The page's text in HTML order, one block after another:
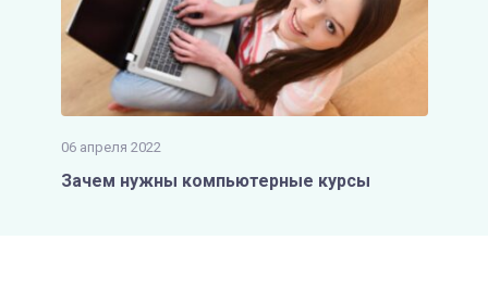
06 апреля 2022
Зачем нужны компьютерные курсы